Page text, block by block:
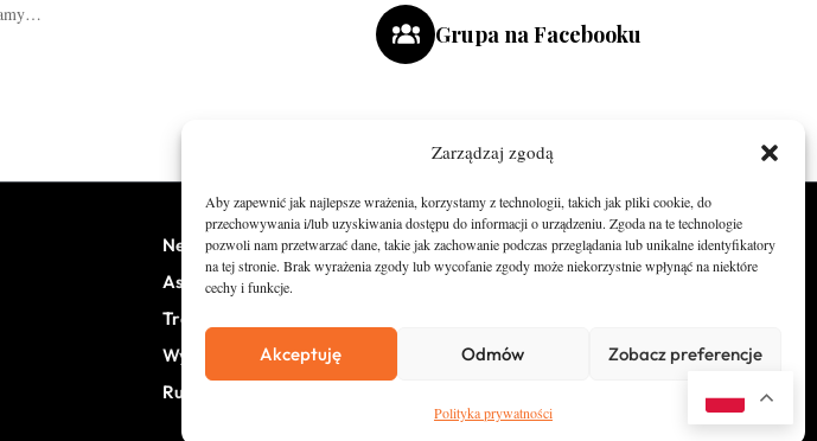
Zarządzaj zgodą
Aby zapewnić jak najlepsze wrażenia, korzystamy z technologii, takich jak pliki cookie, do
przechowywania i/lub uzyskiwania dostępu do informacji o urządzeniu. Zgoda na te technologie
pozwoli nam przetwarzać dane, takie jak zachowanie podczas przeglądania lub unikalne identyfikatory
na tej stronie. Brak wyrażenia zgody lub wycofanie zgody może niekorzystnie wpłynąć na niektóre
cechy i funkcje.
Akceptuję Odmów Zobacz preferencje
Polityka prywatności
Grupa na Facebooku
News
Asfalt
Trail
Wywiady
RunStyle
O nas
Zostań Patronem
Newsletter